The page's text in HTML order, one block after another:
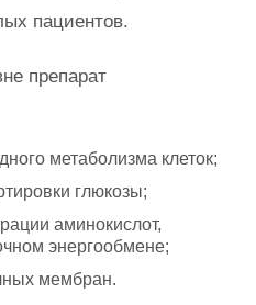
пациентов.
препарат
метаболизма клеток;
глюкозы;
аминокислот,
энергообмене;
мембран.